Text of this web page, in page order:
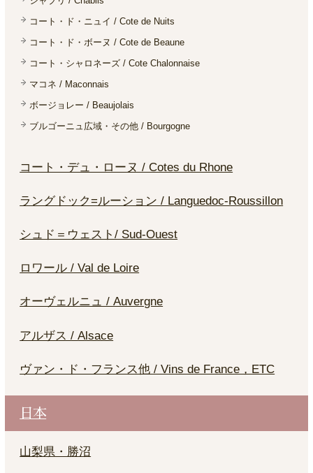
コート・ド・ニュイ / Cote de Nuits
コート・ド・ボーヌ / Cote de Beaune
コート・シャロネーズ / Cote Chalonnaise
マコネ / Maconnais
ボージョレー / Beaujolais
ブルゴーニュ広域・その他 / Bourgogne
コート・デュ・ローヌ / Cotes du Rhone
ラングドック=ルーション / Languedoc-Roussillon
シュド＝ウェスト/ Sud-Ouest
ロワール / Val de Loire
オーヴェルニュ / Auvergne
アルザス / Alsace
ヴァン・ド・フランス他 / Vins de France，ETC
日本
山梨県・勝沼